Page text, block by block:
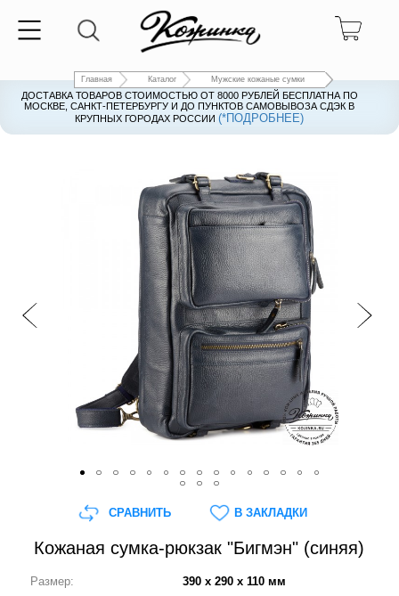
Главная Каталог Мужские кожаные сумки
ДОСТАВКА ТОВАРОВ СТОИМОСТЬЮ ОТ 8000 РУБЛЕЙ БЕСПЛАТНА ПО
МОСКВЕ, САНКТ-ПЕТЕРБУРГУ И ДО ПУНКТОВ САМОВЫВОЗА СДЭК В
КРУПНЫХ ГОРОДАХ РОССИИ(*ПОДРОБНЕЕ)
ДОСТАВКА ТОВАРОВ СТОИМОСТЬЮ ОТ 8000 РУБЛЕЙ БЕСПЛАТНА ПО
МОСКВЕ, САНКТ-ПЕТЕРБУРГУ И ДО ПУНКТОВ САМОВЫВОЗА СДЭК В
КРУПНЫХ ГОРОДАХ РОССИИ(*ПОДРОБНЕЕ)
Кожаная сумка-рюкзак "Бигмэн" (синяя)
Размер: 390 x 290 x 110 мм
СРАВНИТЬ В ЗАКЛАДКИ